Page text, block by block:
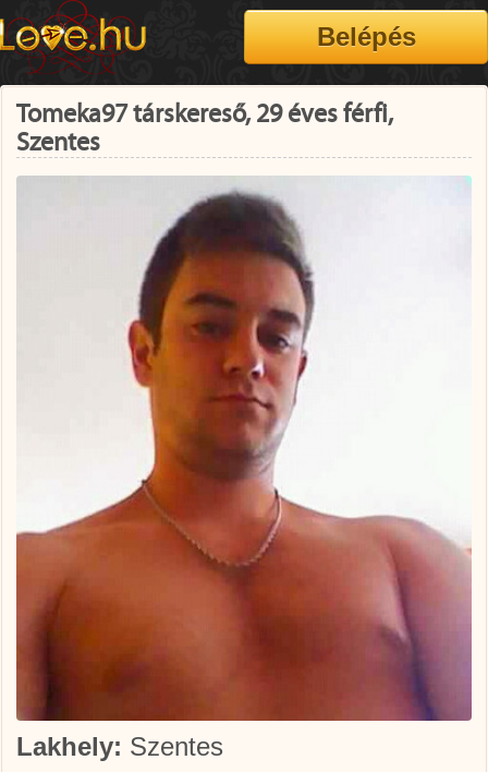
Tomeka97 társkereső, 29 éves férfi,
Szentes
Lakhely: Szentes